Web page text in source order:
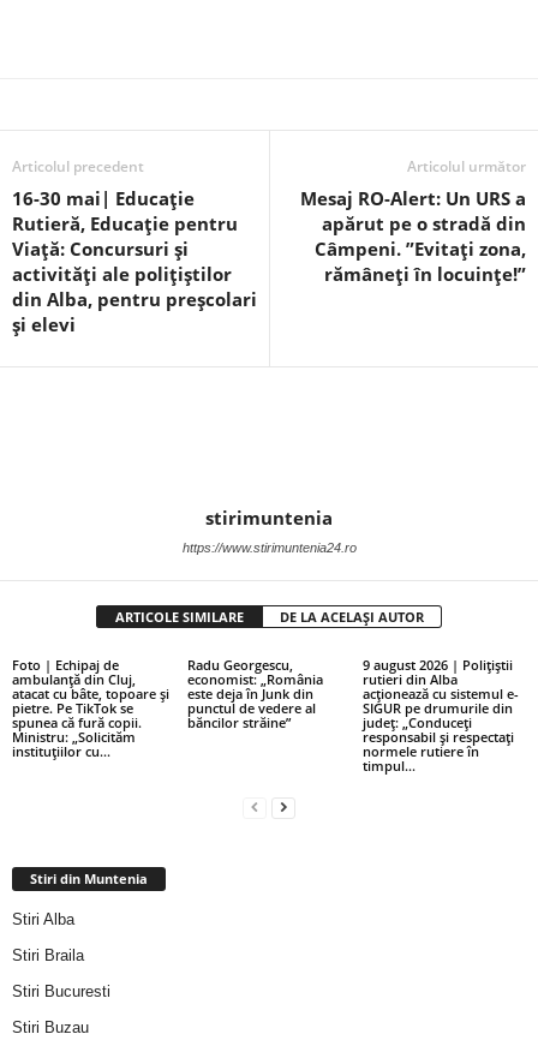
Articolul precedent
16-30 mai| Educație
Rutieră, Educație pentru
Viață: Concursuri și
activități ale polițiștilor
din Alba, pentru preșcolari
și elevi
Articolul următor
Mesaj RO-Alert: Un URS a
apărut pe o stradă din
Câmpeni. ”Evitați zona,
rămâneți în locuințe!”
stirimuntenia
https://www.stirimuntenia24.ro
ARTICOLE SIMILARE DE LA ACELAȘI AUTOR
Foto | Echipaj de
ambulanță din Cluj,
atacat cu bâte, topoare și
pietre. Pe TikTok se
spunea că fură copii.
Ministru: „Solicităm
instituțiilor cu...
Radu Georgescu,
economist: „România
este deja în Junk din
punctul de vedere al
băncilor străine”
9 august 2026 | Polițiștii
rutieri din Alba
acționează cu sistemul e-
SIGUR pe drumurile din
județ: „Conduceți
responsabil și respectați
normele rutiere în
timpul...
Stiri din Muntenia
Stiri Alba
Stiri Braila
Stiri Bucuresti
Stiri Buzau